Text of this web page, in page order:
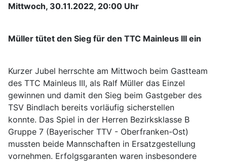
Mittwoch, 30.11.2022, 20:00 Uhr
Müller tütet den Sieg für den TTC Mainleus III ein
Kurzer Jubel herrschte am Mittwoch beim Gastteam
des TTC Mainleus III, als Ralf Müller das Einzel
gewinnen und damit den Sieg beim Gastgeber des
TSV Bindlach bereits vorläufig sicherstellen
konnte. Das Spiel in der Herren Bezirksklasse B
Gruppe 7 (Bayerischer TTV - Oberfranken-Ost)
mussten beide Mannschaften in Ersatzgestellung
vornehmen. Erfolgsgaranten waren insbesondere